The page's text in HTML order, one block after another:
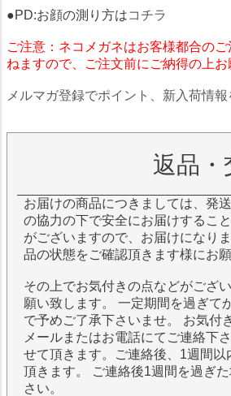
●PD:お顔の測り方はコチラ
ご注意：ネコメガネはお客様都合の
ねますので、ご注文前にご納得の上お
メルマガ登録でポイント、新入荷情報
返品
お届けの商品につきましては、発
の協力の下で安全にお届けするこ
がございますので、お届けになり
品の状態をご確認頂きます様にお
その上でお気付きの点などがござ
願い致します。 一定期間を過ぎて
で予めご了承下さいませ。 お気付
メールまたはお電話にてご連絡下
せて頂きます。ご連絡後、1週間
頂きます。 ご連絡後1週間を過ぎ
さい。